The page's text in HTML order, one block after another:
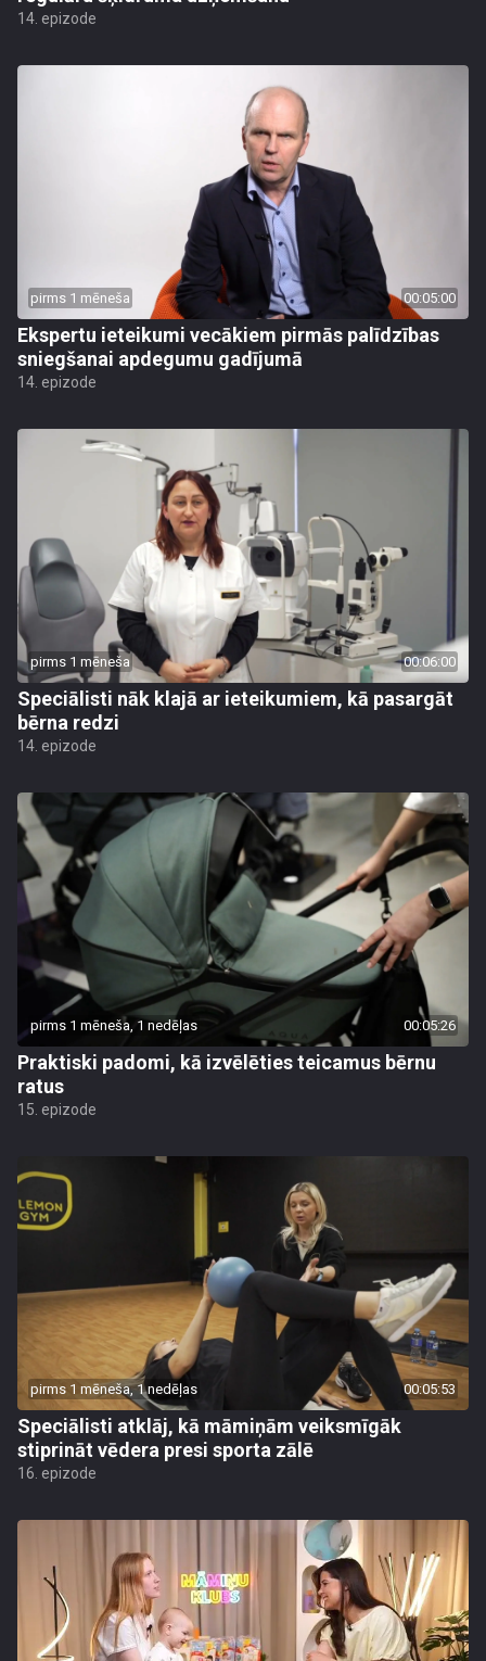
14. epizode
pirms 1 mēneša 00:05:00
Ekspertu ieteikumi vecākiem pirmās palīdzības
sniegšanai apdegumu gadījumā
14. epizode
pirms 1 mēneša 00:06:00
Speciālisti nāk klajā ar ieteikumiem, kā pasargāt
bērna redzi
14. epizode
pirms 1 mēneša, 1 nedēļas 00:05:26
Praktiski padomi, kā izvēlēties teicamus bērnu
ratus
15. epizode
pirms 1 mēneša, 1 nedēļas 00:05:53
Speciālisti atklāj, kā māmiņām veiksmīgāk
stiprināt vēdera presi sporta zālē
16. epizode